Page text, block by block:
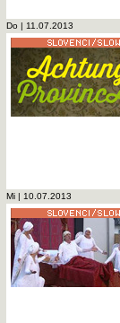
Do | 11.07.2013
Mi | 10.07.2013